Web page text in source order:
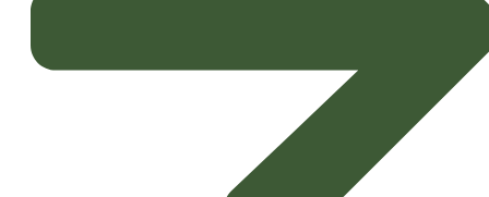
O foco da apresentação esteve na exploração dos subprodutos da vinicultura,
transformando resíduos em soluções de alto valor acrescentado para a
Os compostos em estudo demonstraram
propriedades promissoras, sendo capazes de
inibir microrganismos
causadores de doenças nas culturas
e de exercer um eficaz